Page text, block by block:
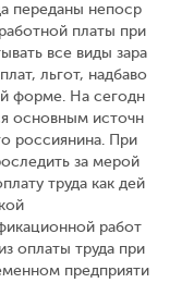
переданы непоср
платы при
все виды зара
льгот, надбаво
форме. На сегодн
основным источн
россиянина. При
за мерой
труда как дей
работ
оплаты труда при
предприяти